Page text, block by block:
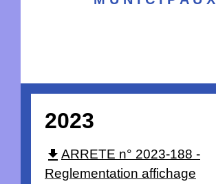
2023
file_download ARRETE n° 2023-188 -
Reglementation affichage